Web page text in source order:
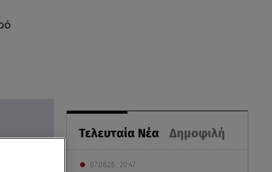
Τελευταία Νέα Δημοφιλή
07.08.26 , 20:47